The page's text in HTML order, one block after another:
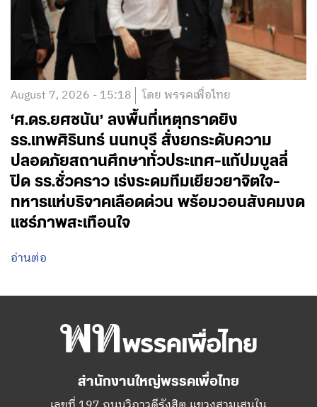
August 7, 2026 - 15:18 โดย พรรคเพื่อไทย
‘ศ.ดร.ยศชนัน’ ลงพื้นที่เหตุกราดยิง
รร.เทพศิรินทร์ นนทบุรี สั่งยกระดับความ
ปลอดภัยสถานศึกษาทั่วประเทศ-แก้ปมบูลลี่
ปิด รร.ชั่วคราว เร่งระดมทีมเยียวยาจิตใจ-
ทหารแห่บริจาคเลือดด่วน พร้อมวอนสังคมงด
แชร์ภาพสะเทือนใจ
อ่านต่อ
สำนักงานใหญ่พรรคเพื่อไทย